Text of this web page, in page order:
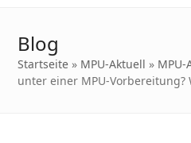
Blog
Startseite » MPU-Aktuell » MPU-
unter einer MPU-Vorbereitung?